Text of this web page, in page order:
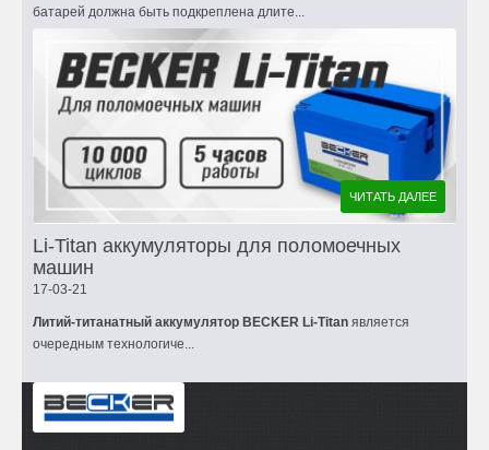
батарей должна быть подкреплена длите...
ЧИТАТЬ ДАЛЕЕ
Li-Titan аккумуляторы для поломоечных
машин
17-03-21
Литий-титанатный аккумулятор BECKER Li-Titan является
очередным технологиче...